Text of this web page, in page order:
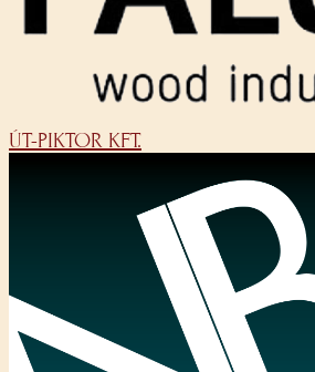
ÚT-PIKTOR KFT.